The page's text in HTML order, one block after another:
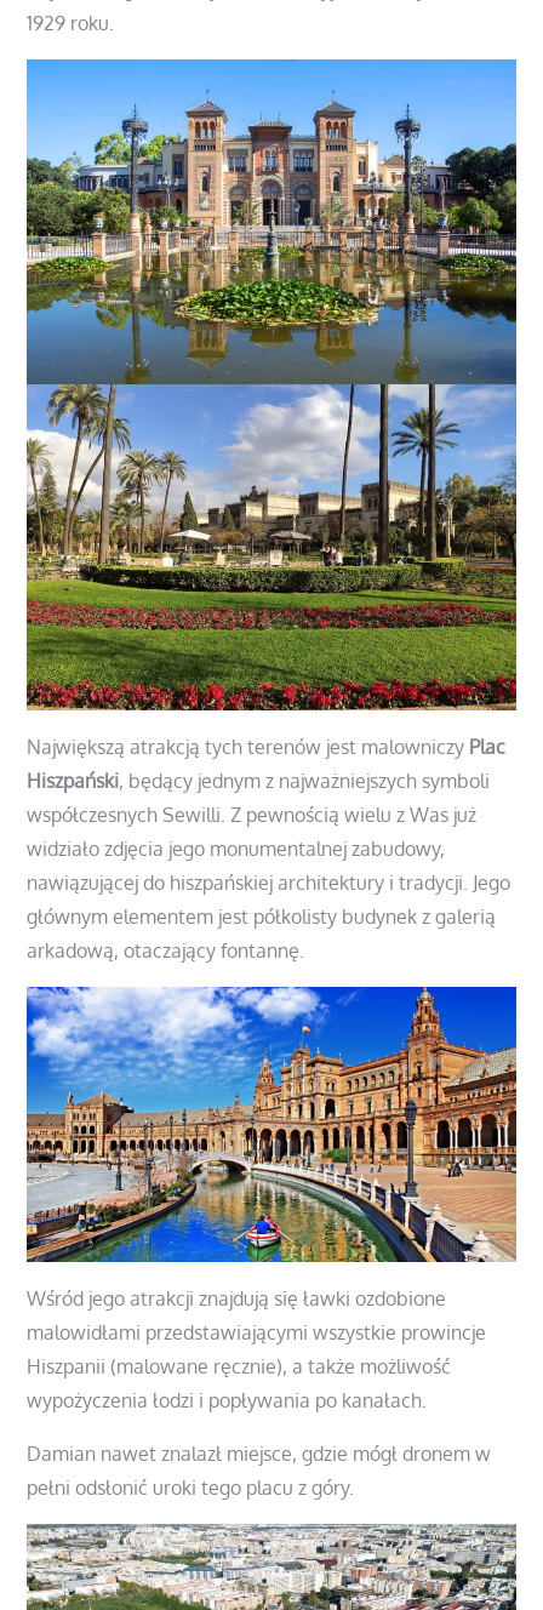
1929 roku.
Największą atrakcją tych terenów jest malowniczy Plac
Hiszpański, będący jednym z najważniejszych symboli
współczesnych Sewilli. Z pewnością wielu z Was już
widziało zdjęcia jego monumentalnej zabudowy,
nawiązującej do hiszpańskiej architektury i tradycji. Jego
głównym elementem jest półkolisty budynek z galerią
arkadową, otaczający fontannę.
Wśród jego atrakcji znajdują się ławki ozdobione
malowidłami przedstawiającymi wszystkie prowincje
Hiszpanii (malowane ręcznie), a także możliwość
wypożyczenia łodzi i popływania po kanałach.
Damian nawet znalazł miejsce, gdzie mógł dronem w
pełni odsłonić uroki tego placu z góry.